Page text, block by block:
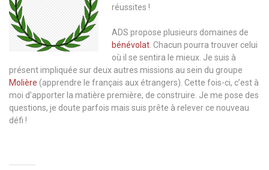
réussites !
ADS propose plusieurs domaines de
bénévolat . Chacun pourra trouver celui
où il se sentira le mieux. Je suis à
présent impliquée sur deux autres missions au sein du groupe
Molière (apprendre le français aux étrangers). Cette fois-ci, c’est à
moi d’apporter la matière première, de construire. Je me pose des
questions, je doute parfois mais suis prête à relever ce nouveau
défi !